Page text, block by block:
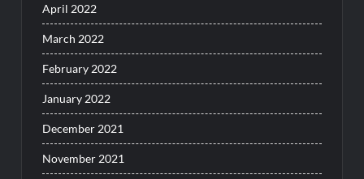
April 2022
March 2022
February 2022
January 2022
December 2021
November 2021